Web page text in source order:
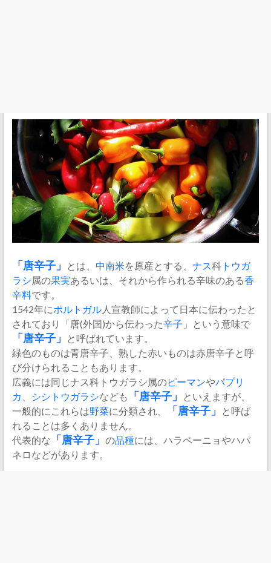
「 唐辛子」 とは、 中南米を原産とする、 ナス科トウガ
ラシ属の果実あるいは、それから作られる辛味のある香
辛料です。
1542年にポルトガル人宣教師によって日本に伝わったと
されており「唐(外国)から伝わった辛子 」という意味で
「唐辛子」
と呼ばれています。
緑色のものは青唐辛子、熟した赤いものは赤唐辛子と呼
び分けられることもあります。
広義には同じナス科トウガラシ属のピーマンやパプリ
カ
シシトウガラシなども 「唐辛子」
といえますが、
一般的にこれらは野菜に分類され、 「唐辛子」
と呼ば
れることは多くありません。
代表的な 「唐辛子」 の品種には、ハラペーニョやハバ
ネロなどがあります。